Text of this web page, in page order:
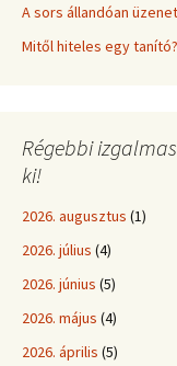
A sors állandóan
Mitől hiteles egy
Régebbi
ki!
2026. augusztus (1)
2026. július (4)
2026. június (5)
2026. május (4)
2026. április (5)